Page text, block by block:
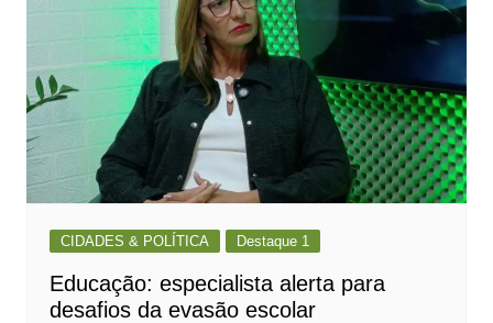
CIDADES & POLÍTICA Destaque 1
Educação: especialista alerta para
desafios da evasão escolar